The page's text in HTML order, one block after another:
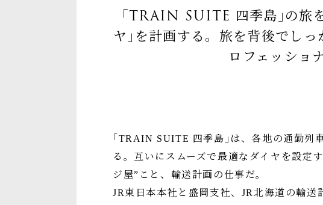
｢TRAIN SUITE 四季島｣の旅
ヤ｣を計画する。旅を背後でし
ロフェッショ
｢TRAIN SUITE 四季島｣は、各地の通勤列
る。互いにスムーズで最適なダイヤを設定
ジ屋”こと、輸送計画の仕事だ。
JR東日本本社と盛岡支社、JR北海道の輸